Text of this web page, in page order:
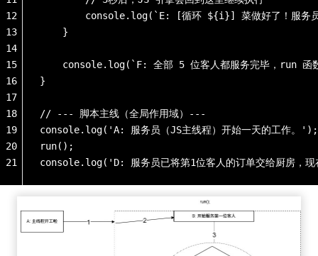
console.log(`E: [循环 ${i}] 菜做好了！服务
    }
console.log(`F: 全部 5 位客人都服务完毕，run 函
}
// --- 脚本主线（全局作用域）---
console.log('A: 服务员（JS主线程）开始一天的工作。');
run();
console.log('D: 服务员已将第1位客人的订单交给厨房，现
12
13
14
15
16
17
18
19
20
21